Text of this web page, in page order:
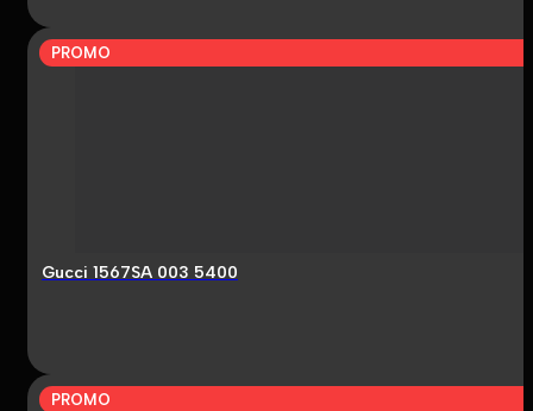
PROMO
Gucci 1567SA 003 5400
PROMO